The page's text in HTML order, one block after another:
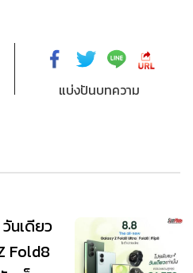
แบ่งปันบทความ
นเดียว
Fold8